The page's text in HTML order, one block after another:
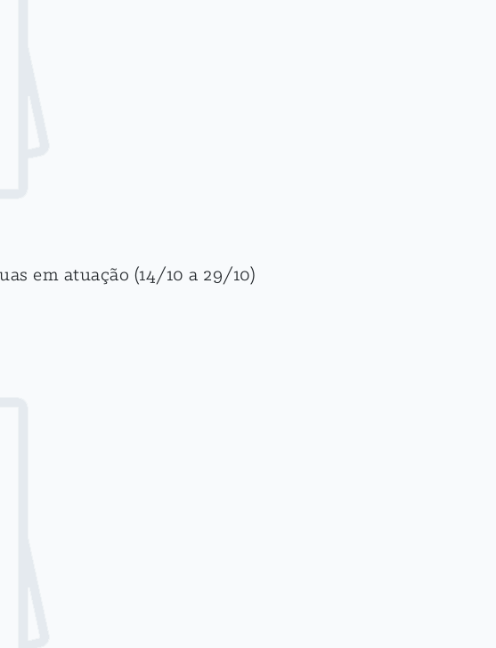
em atuação (14/10 a 29/10)